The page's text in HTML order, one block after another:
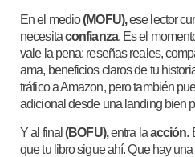
En el medio(MOFU),ese lector
necesitaconfianza. Es el
vale la pena: reseñas reales,
ama, beneficios claros de tu
tráfico a Amazon, pero también
adicional desde una landing bien
Y al final(BOFU),entra laacción.
que tu libro sigue ahí. Que hay